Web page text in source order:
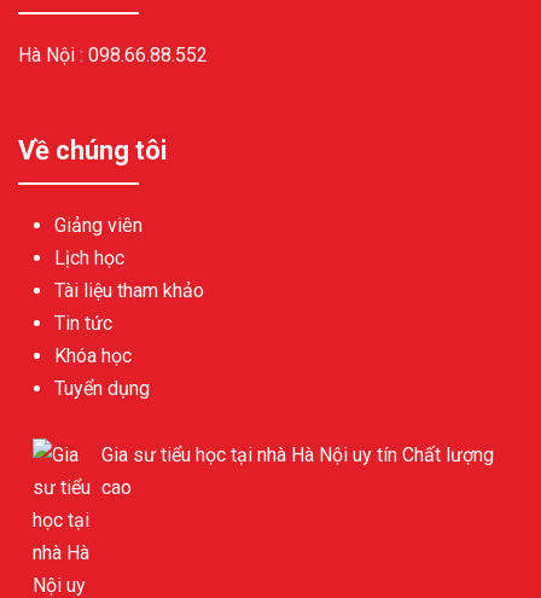
Hà Nội : 098.66.88.552
Về chúng tôi
Giảng viên
Lịch học
Tài liệu tham khảo
Tin tức
Khóa học
Tuyển dụng
Gia sư tiểu học tại nhà Hà Nội uy tín Chất lượng
cao